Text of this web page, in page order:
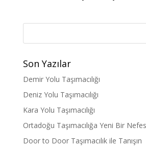
Son Yazılar
Demir Yolu Taşımacılığı
Deniz Yolu Taşımacılığı
Kara Yolu Taşımacılığı
Ortadoğu Taşımacılığa Yeni Bir Nefes
Door to Door Taşımacılık ile Tanışın